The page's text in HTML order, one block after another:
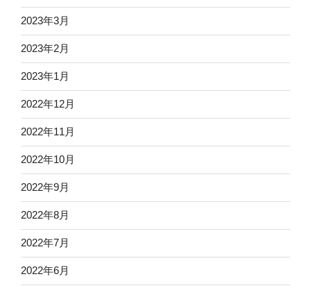
2023年3月
2023年2月
2023年1月
2022年12月
2022年11月
2022年10月
2022年9月
2022年8月
2022年7月
2022年6月